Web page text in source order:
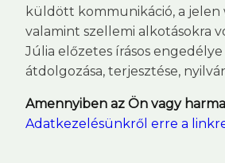
küldött kommunikáció, a jelen
valamint szellemi alkotásokra
Júlia előzetes írásos
átdolgozása, terjesztése,
Amennyiben az Ön vagy
Adatkezelésünkről erre a